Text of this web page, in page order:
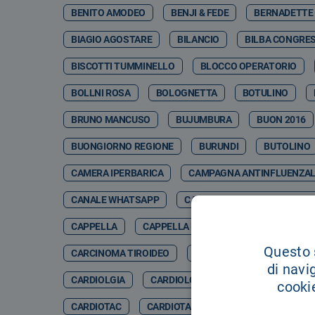
BENITO AMODEO BENJI & FEDE
BIAGIO AGOSTARE BILANCIO BILBA
BISCOTTI TUMMINELLO BLOCCO OPERATORIO
BOLLNI ROSA BOLOGNETTA BOTULINO
BRUNO MANCUSO BUJUMBURA BUON 2016
BUONGIORNO REGIONE BURUNDI BUTOLINO
CAMERA IPERBARICA CAMPAGNA
CANALE WHATSAPP CANCER GENETIC CENTER
CAPPELLA CAPPELLA DELL'OSPEDALE
CARCINOMA TIROIDEO CARCINOSI PERITONEALE
CARDIOLGIA CARDIOLOGCIA
CARDIOTAC CARDIOTARACICA
di